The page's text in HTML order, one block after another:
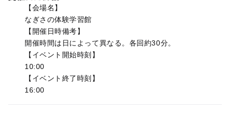
【会場名】
なぎさの体験学習館
【開催日時備考】
開催時間は日によって異なる。各回約30分。
【イベント開始時刻】
10:00
【イベント終了時刻】
16:00